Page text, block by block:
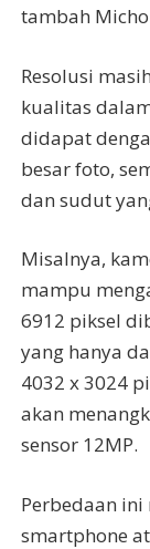
tambah
Resolusi
kualitas
didapat
besar foto,
dan sudut
Misalnya,
mampu
6912 piksel
yang hanya
4032 x 3024
akan
sensor 12MP.
Perbedaan
smartphone